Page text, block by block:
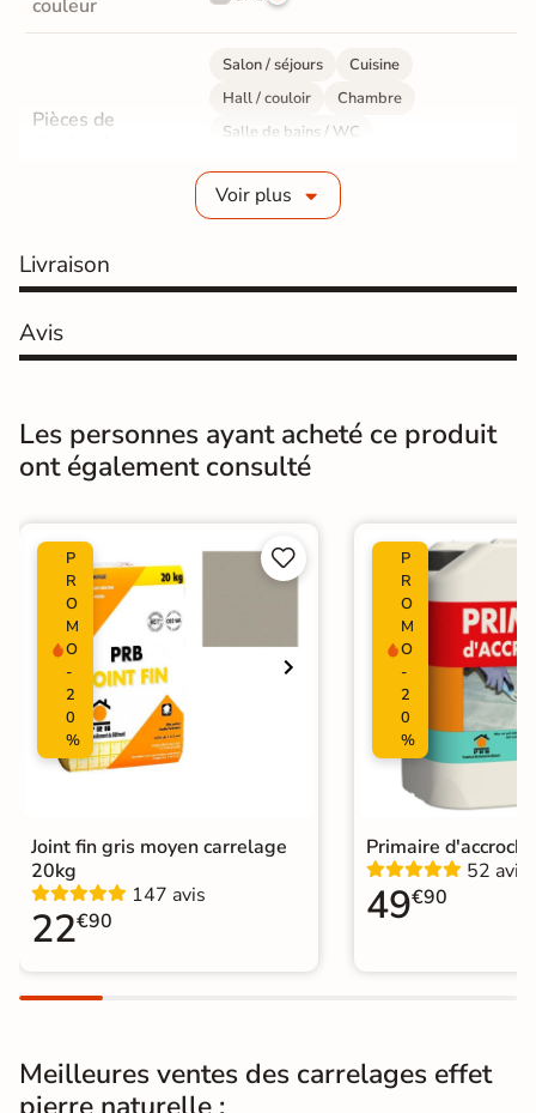
couleur
Pièces de
Salon / séjours
Cuisine
Hall / couloir
Chambre
Salle de bains / WC
Sol intérieur
Fabrication
Résistance à
Masse colorée Oui
Finition Mate
Surface
Résistant au Gel
Variation de la
couleur
Plancher
Chauffant
Oui
Conditionnement
Support Chape Ancien carrelage
Voir plus
Livraison
Avis
Les personnes ayant acheté ce produit
ont également consulté
P
R
O
M
O
-
2
0
%


Joint fin gris moyen carrelage
20kg
147 avis
22€90
P
R
O
M
O
-
2
0
%
Primaire
52 avis
49€90
Meilleures ventes des carrelages effet